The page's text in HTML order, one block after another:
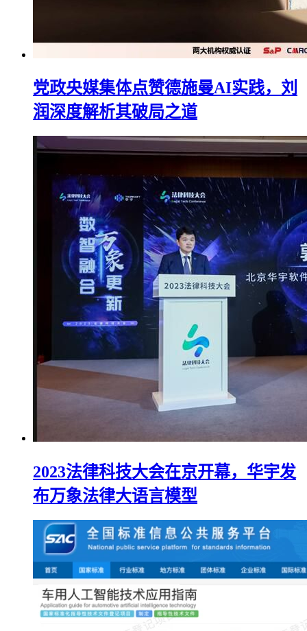
党政央媒集体点赞德施曼AI实践，刘
润深度解析其破局之道
2023法律科技大会在京开幕，华宇发
布万象法律大语言模型